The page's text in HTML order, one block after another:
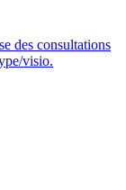
des consultations
visio.